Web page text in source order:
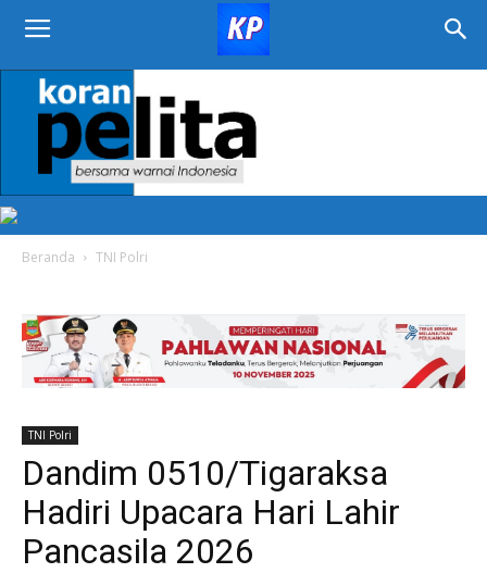
KORAN
PELITA
Beranda TNI Polri
TNI Polri
Dandim 0510/Tigaraksa
Hadiri Upacara Hari Lahir
Pancasila 2026